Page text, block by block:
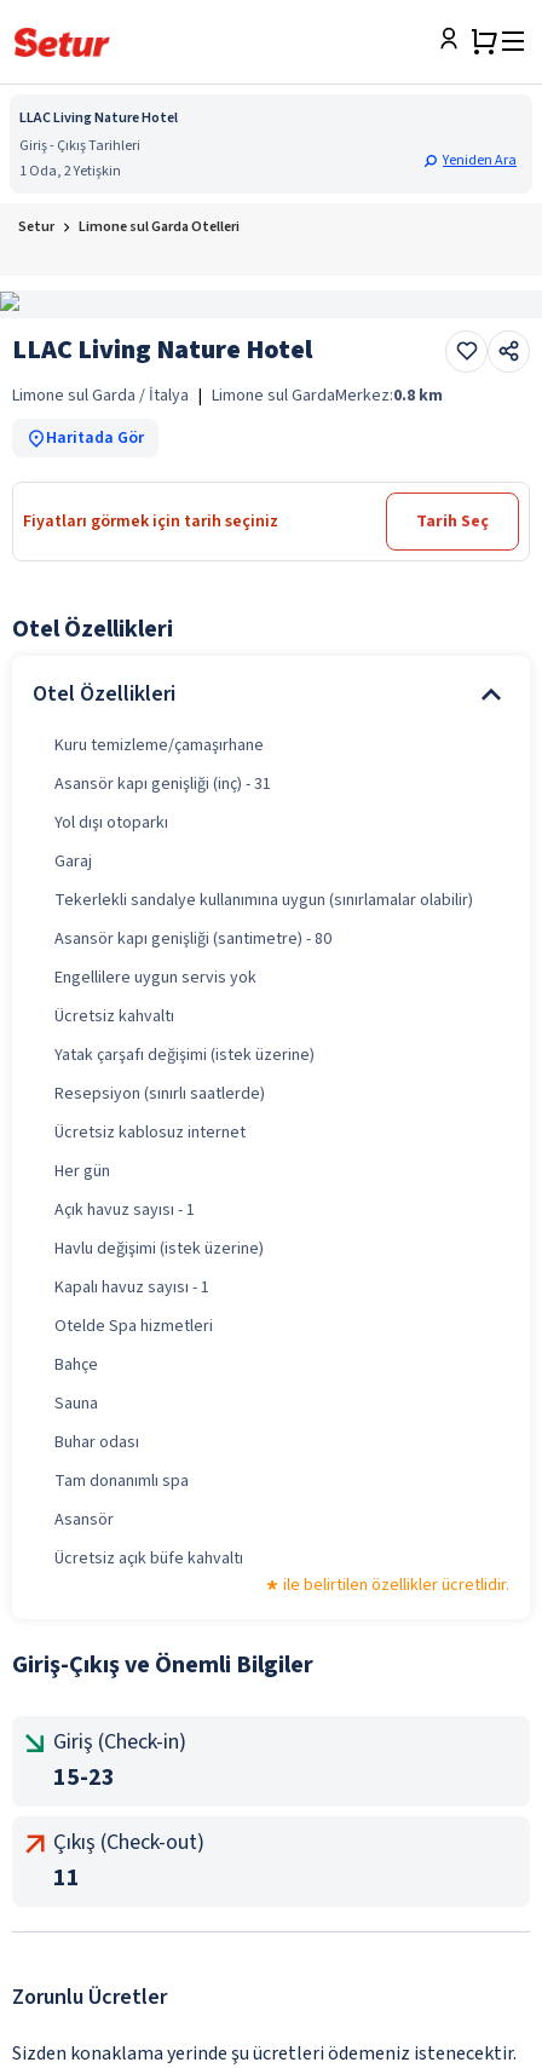
LLAC Living Nature Hotel
Giriş - Çıkış Tarihleri
1 Oda, 2 Yetişkin
Yeniden Ara
Setur Limone sul Garda Otelleri
LLAC Living Nature Hotel
Limone sul Garda / İtalya | Limone sul GardaMerkez:0.8 km
Haritada Gör
Fiyatları görmek için tarih seçiniz Tarih Seç
Otel Özellikleri
Otel Özellikleri
Kuru temizleme/çamaşırhane
Asansör kapı genişliği (inç) - 31
Yol dışı otoparkı
Garaj
Tekerlekli sandalye kullanımına uygun (sınırlamalar olabilir)
Asansör kapı genişliği (santimetre) - 80
Engellilere uygun servis yok
Ücretsiz kahvaltı
Yatak çarşafı değişimi (istek üzerine)
Resepsiyon (sınırlı saatlerde)
Ücretsiz kablosuz internet
Her gün
Açık havuz sayısı - 1
Havlu değişimi (istek üzerine)
Kapalı havuz sayısı - 1
Otelde Spa hizmetleri
Bahçe
Sauna
Buhar odası
Tam donanımlı spa
Asansör
Ücretsiz açık büfe kahvaltı
ile belirtilen özellikler ücretlidir.
Giriş-Çıkış ve Önemli Bilgiler
Giriş (Check-in)
15-23
Çıkış (Check-out)
11
Zorunlu Ücretler
Sizden konaklama yerinde şu ücretleri ödemeniz istenecektir.